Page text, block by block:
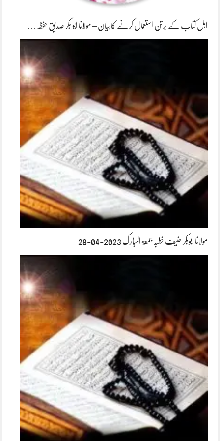
اہل کتاب کے برتن استعمال کرنے کا بیان – مولانا ابو بکر صدیق حفظہ…
مولانا ابوبکر حنیف خطبہ جمعۃ المبارک 2023-04-28